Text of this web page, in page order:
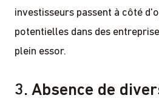
investisseurs passent à côté
potentielles dans des
plein essor.
3. Absence de